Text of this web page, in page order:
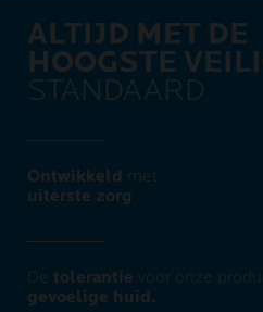
ALTIJD MET DE
HOOGSTE
STANDAARD
Ontwikkeld met
uiterste zorg​
De tolerantie voor onze
gevoelige huid.